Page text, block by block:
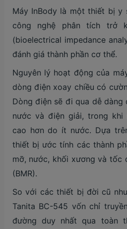
Máy InBody là một thiết bị y
công nghệ phân tích trở
(bioelectrical impedance
đánh giá thành phần cơ thể.
Nguyên lý hoạt động của
dòng điện xoay chiều có
Dòng điện sẽ đi qua dễ dàng
nước và điện giải, trong
cao hơn do ít nước. Dựa
thiết bị ước tính các thành
mỡ, nước, khối xương và tốc
(BMR).
So với các thiết bị đời cũ
Tanita BC-545 vốn chỉ
đường duy nhất qua toàn